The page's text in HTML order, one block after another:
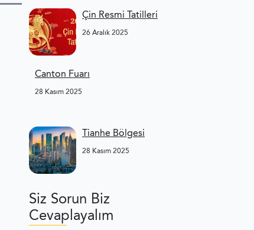
Çin Resmi Tatilleri
26 Aralık 2025
Canton Fuarı
28 Kasım 2025
Tianhe Bölgesi
28 Kasım 2025
Siz Sorun Biz
Cevaplayalım